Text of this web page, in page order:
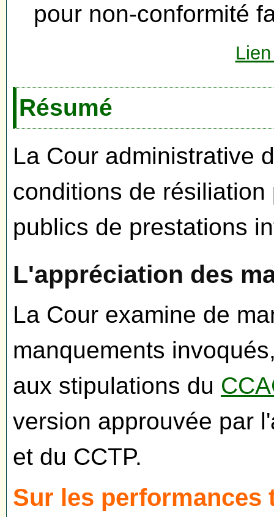
pour non-conformité
Résumé
La Cour administrative
conditions de
publics de prestations
L'appréciation des
La Cour examine de
manquements
aux stipulations du
version approuvée par
et du CCTP.
Sur les performances